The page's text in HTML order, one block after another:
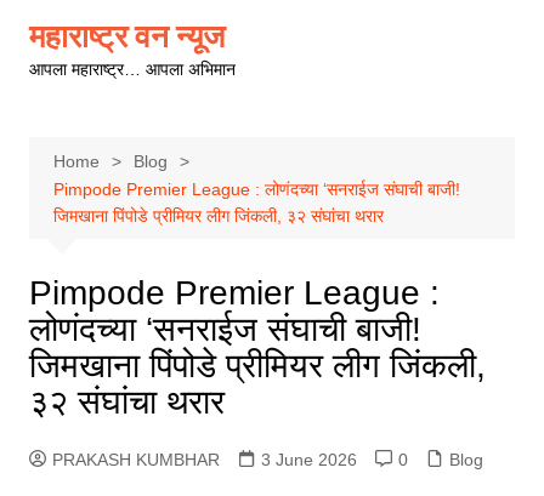
content
महाराष्ट्र वन न्यूज
आपला महाराष्ट्र… आपला अभिमान
Home
Blog
Pimpode Premier League : लोणंदच्या ‘सनराईज संघाची बाजी!
जिमखाना पिंपोडे प्रीमियर लीग जिंकली, ३२ संघांचा थरार
Pimpode Premier League :
लोणंदच्या ‘सनराईज संघाची बाजी!
जिमखाना पिंपोडे प्रीमियर लीग जिंकली,
३२ संघांचा थरार
PRAKASH KUMBHAR 3 June 2026 0 Blog